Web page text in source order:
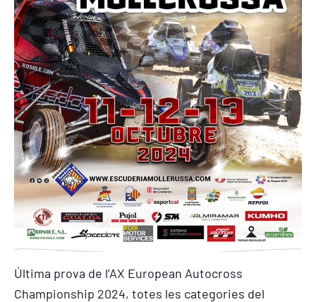
Última prova de l’AX European Autocross
Championship 2024, totes les categories del